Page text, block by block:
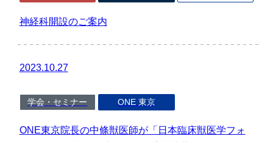
神経科開設のご案内
2023.10.27
学会・セミナー ONE 東京
ONE東京院長の中條獣医師が「日本臨床獣医学フォ